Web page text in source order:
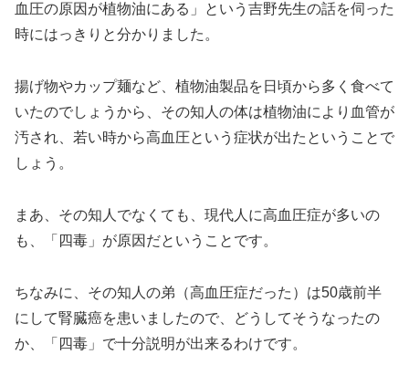
血圧の原因が植物油にある」という吉野先生の話を伺った
時にはっきりと分かりました。
揚げ物やカップ麺など、植物油製品を日頃から多く食べて
いたのでしょうから、その知人の体は植物油により血管が
汚され、若い時から高血圧という症状が出たということで
しょう。
まあ、その知人でなくても、現代人に高血圧症が多いの
も、「四毒」が原因だということです。
ちなみに、その知人の弟（高血圧症だった）は50歳前半
にして腎臓癌を患いましたので、どうしてそうなったの
か、「四毒」で十分説明が出来るわけです。